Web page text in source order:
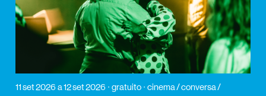
11 set 2026 a 12 set 2026 gratuito
cinema / conversa /